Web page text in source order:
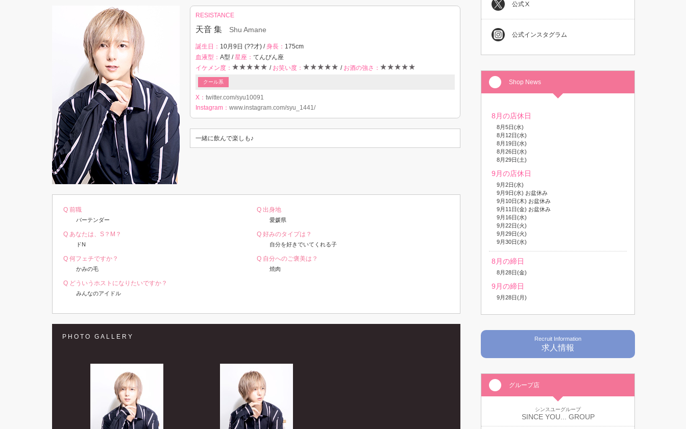
RESISTANCE
天音 集 Shu Amane
誕生日： 10月9日 (??才) /身長： 175cm
血液型： A型 /星座： てんびん座
イケメン度：
/ お笑い度： / お酒の強さ：
クール系
X： twitter.com/syu10091
Instagram： www.instagram.com/syu_1441/
一緒に飲んで楽しも♪
Q 前職
バーテンダー
Q 出身地
愛媛県
Q あなたは、S？M？
ドN
Q 好みのタイプは？
自分を好きでいてくれる子
Q 何フェチですか？
かみの毛
Q 自分へのご褒美は？
焼肉
Q どういうホストになりたいですか？
みんなのアイドル
PHOTO GALLERY
公式Ⅹ
公式インスタグラム
Shop News
8月の店休日
8月5日(水)
8月12日(水)
8月19日(水)
8月26日(水)
8月29日(土)
9月の店休日
9月2日(水)
9月9日(水) お盆休み
9月10日(木) お盆休み
9月11日(金) お盆休み
9月16日(水)
9月22日(火)
9月29日(火)
9月30日(水)
8月の締日
8月28日(金)
9月の締日
9月28日(月)
Recruit Information
求人情報
グループ店
シンスユーグループ
SINCE YOU... GROUP